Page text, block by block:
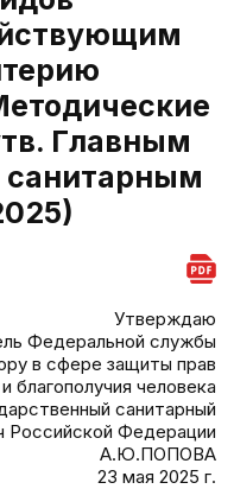
Главным
санитарным
Утверждаю
Федеральной службы
в сфере защиты прав
благополучия человека
санитарный
Российской Федерации
А.Ю.ПОПОВА
23 мая 2025 г.